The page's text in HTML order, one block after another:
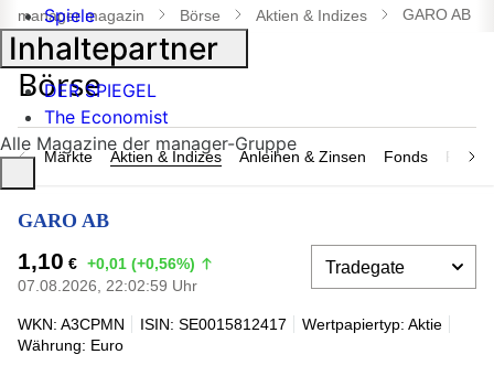
manager magazin Börse Aktien & Indizes GARO AB
Märkte Aktien & Indizes Anleihen & Zinsen Fonds
GARO AB
1,10 € +0,01 (+0,56%)
07.08.2026, 22:02:59 Uhr
WKN: A3CPMN ISIN: SE0015812417
Wertpapiertyp: Aktie
Währung: Euro
Spiele
Inhaltepartner
DER SPIEGEL
The Economist
Alle Magazine der manager-Gruppe